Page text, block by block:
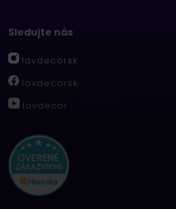
Sledujte nás
lavdecorsk
lavdecorsk
lavdecor